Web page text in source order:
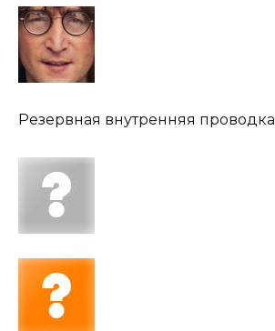
Резервная внутренняя проводка